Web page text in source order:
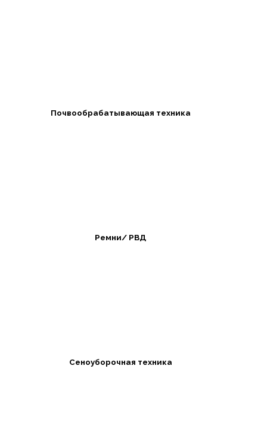
Почвообрабатывающая техника
Ремни/ РВД
Сеноуборочная техника